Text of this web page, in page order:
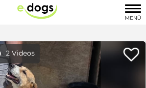
MENÜ
2 Videos 